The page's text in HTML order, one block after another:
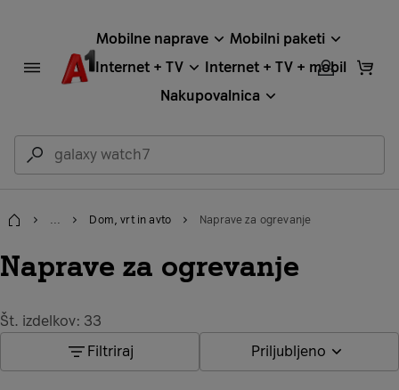
Mobilne naprave
Mobilni paketi
Internet + TV
Internet + TV + mobil
Nakupovalnica
Domov
... Dom, vrt in avto Naprave za ogrevanje
Naprave za ogrevanje
Št. izdelkov: 33
Filtriraj
Priljubljeno